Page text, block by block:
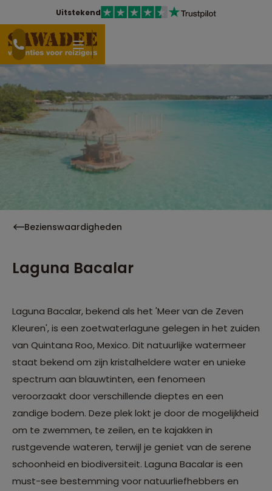
Uitstekend
Bezienswaardigheden
Laguna Bacalar
Laguna Bacalar, bekend als het 'Meer van de Zeven
Kleuren', is een zoetwaterlagune gelegen in het zuiden
van Quintana Roo, Mexico. Dit natuurlijke watermeer
staat bekend om zijn kristalheldere water en unieke
spectrum aan blauwtinten, een fenomeen
veroorzaakt door verschillende dieptes en een
zandige bodem. Deze plek lokt je door de mogelijkheid
om te zwemmen, te zeilen, en te kajakken in
rustgevende wateren, terwijl je geniet van de serene
schoonheid en biodiversiteit. Laguna Bacalar is een
must-see bestemming voor natuurliefhebbers en